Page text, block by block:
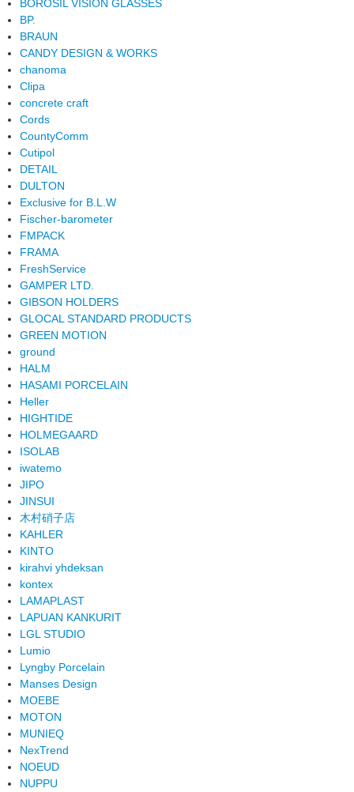
BOROSIL VISION GLASSES
BP.
BRAUN
CANDY DESIGN & WORKS
chanoma
Clipa
concrete craft
Cords
CountyComm
Cutipol
DETAIL
DULTON
Exclusive for B.L.W
Fischer-barometer
FMPACK
FRAMA
FreshService
GAMPER LTD.
GIBSON HOLDERS
GLOCAL STANDARD PRODUCTS
GREEN MOTION
ground
HALM
HASAMI PORCELAIN
Heller
HIGHTIDE
HOLMEGAARD
ISOLAB
iwatemo
JIPO
JINSUI
木村硝子店
KAHLER
KINTO
kirahvi yhdeksan
kontex
LAMAPLAST
LAPUAN KANKURIT
LGL STUDIO
Lumio
Lyngby Porcelain
Manses Design
MOEBE
MOTON
MUNIEQ
NexTrend
NOEUD
NUPPU